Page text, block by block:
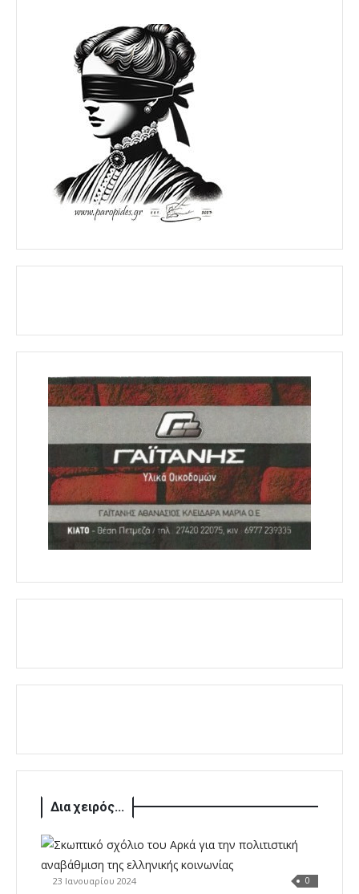
Δια χειρός...
23 Ιανουαρίου 2024 0